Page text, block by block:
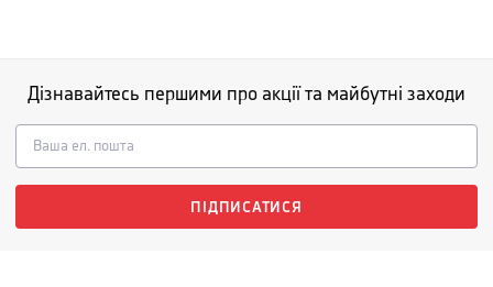
Дізнавайтесь першими про акції та майбутні заходи
ПІДПИСАТИСЯ